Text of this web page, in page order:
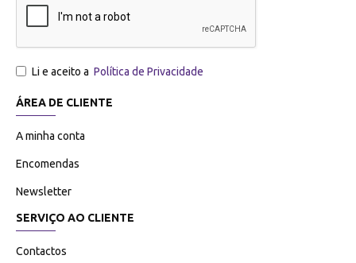
Li e aceito a Política de Privacidade
ÁREA DE CLIENTE
A minha conta
Encomendas
Newsletter
SERVIÇO AO CLIENTE
Contactos